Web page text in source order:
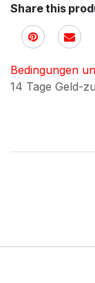
Share this
Bedingungen
14 Tage Geld-